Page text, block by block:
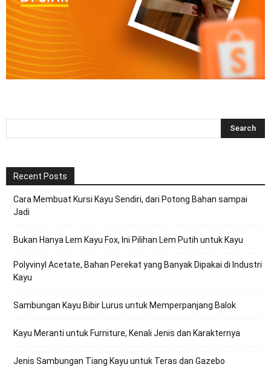
Recent Posts
Cara Membuat Kursi Kayu Sendiri, dari Potong Bahan sampai
Jadi
Bukan Hanya Lem Kayu Fox, Ini Pilihan Lem Putih untuk Kayu
Polyvinyl Acetate, Bahan Perekat yang Banyak Dipakai di Industri
Kayu
Sambungan Kayu Bibir Lurus untuk Memperpanjang Balok
Kayu Meranti untuk Furniture, Kenali Jenis dan Karakternya
Jenis Sambungan Tiang Kayu untuk Teras dan Gazebo